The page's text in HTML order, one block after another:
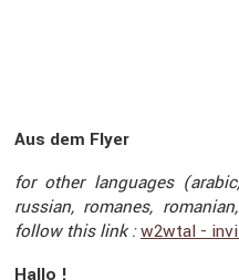
Aus dem Flyer
for other languages
russian, romanes,
follow this link :w2wtal -
Hallo !